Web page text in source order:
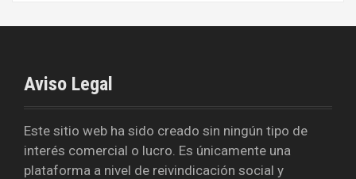
Aviso Legal
Este sitio web ha sido creado sin ningún tipo de
interés comercial o lucro. Es únicamente una
plataforma a nivel de reivindicación social y